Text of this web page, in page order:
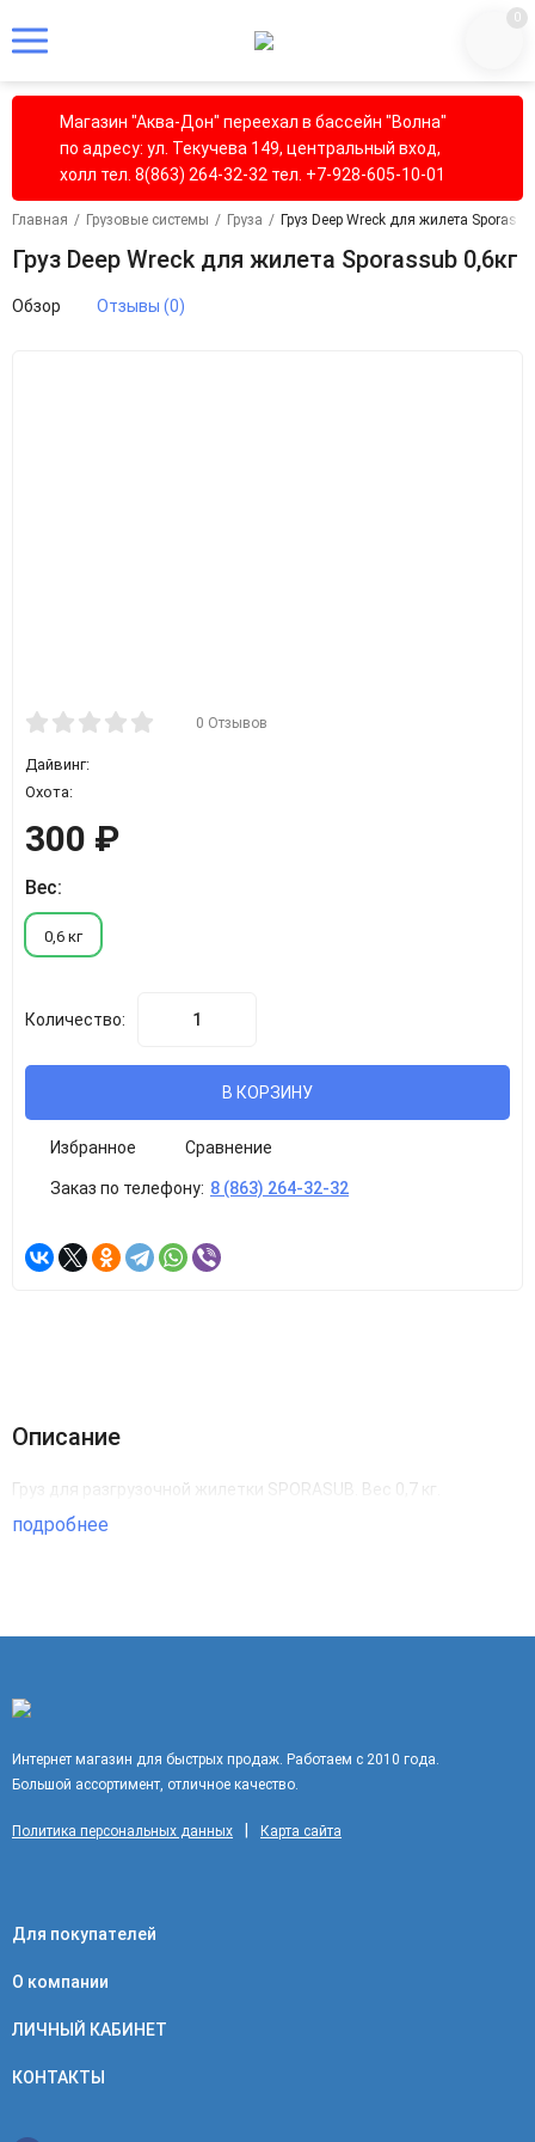
0
Магазин "Аква-Дон" переехал в бассейн "Волна"
по адресу: ул. Текучева 149, центральный вход,
холл тел. 8(863) 264-32-32 тел. +7-928-605-10-01
Главная / Грузовые системы / Груза / Груз Deep Wreck для жилета
Груз Deep Wreck для жилета Sporassub 0,6кг
Обзор Отзывы (0)
0 Отзывов
Дайвинг:
Охота:
300 ₽
Вес:
0,6 кг
Количество:
В КОРЗИНУ
Избранное Сравнение
Заказ по телефону: 8 (863) 264-32-32
Описание
Груз для разгрузочной жилетки SPORASUB. Вес 0,7 кг.
подробнее
Интернет магазин для быстрых продаж. Работаем с 2010 года.
Большой ассортимент, отличное качество.
Политика персональных данных Карта сайта
Для покупателей
О компании
ЛИЧНЫЙ КАБИНЕТ
КОНТАКТЫ